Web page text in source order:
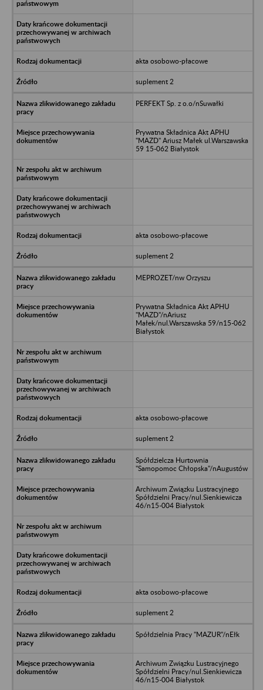
akta osobowo-płacowe
suplement 2
PERFEKT Sp. z o.o/nSuwałki
Prywatna Składnica Akt APHU
"MAZD" Ariusz Małek ul.Warszawska
59 15-062 Białystok
akta osobowo-płacowe
suplement 2
MEPROZET/nw Orzyszu
Prywatna Składnica Akt APHU
"MAZD"/nAriusz
Małek/nul.Warszawska 59/n15-062
Białystok
akta osobowo-płacowe
suplement 2
Spółdzielcza Hurtownia
"Samopomoc Chłopska"/nAugustów
Archiwum Związku Lustracyjnego
Spółdzielni Pracy/nul.Sienkiewicza
46/n15-004 Białystok
akta osobowo-płacowe
suplement 2
Spółdzielnia Pracy "MAZUR"/nEłk
Archiwum Związku Lustracyjnego
Spółdzielni Pracy/nul.Sienkiewicza
46/n15-004 Białystok